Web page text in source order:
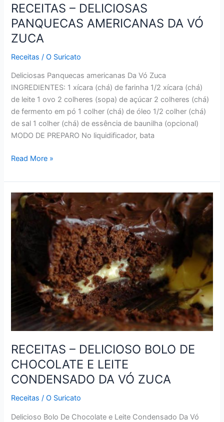
RECEITAS – DELICIOSAS
PANQUECAS AMERICANAS DA VÓ
ZUCA
Receitas /O Suricato
Deliciosas Panquecas americanas Da Vó Zuca
INGREDIENTES: 1 xícara (chá) de farinha 1/2 xícara (chá)
de leite 1 ovo 2 colheres (sopa) de açúcar 2 colheres (chá)
de fermento em pó 1 colher (chá) de óleo 1/2 colher (chá)
de sal 1 colher (chá) de essência de baunilha (opcional)
MODO DE PREPARO No liquidificador, bata
RECEITAS
DELICIOSAS
PANQUECAS
AMERICANAS
DA
ZUCA
Read More »
RECEITAS – DELICIOSO BOLO DE
CHOCOLATE E LEITE
CONDENSADO DA VÓ ZUCA
Receitas /O Suricato
Delicioso Bolo De Chocolate e Leite Condensado Da Vó